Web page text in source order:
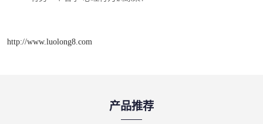
http://www.luolong8.com
产品推荐